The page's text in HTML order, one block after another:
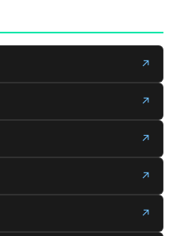
↗
↗
↗
↗
↗